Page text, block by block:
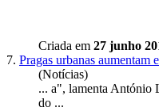
Criada em 27 junho
7. Pragas urbanas aumentam
(Notícias)
... a", lamenta António
do ...